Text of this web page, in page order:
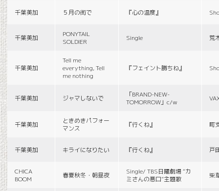
千葉美加 ５月の街で 『心の温度』
千葉美加
PONYTAIL
SOLDIER
Single 荒
千葉美加
Tell me
everything, Tell
me nothing
『フェイント勝ちね』
千葉美加 ジャマしないで
「BRAND-NEW-
TOMORROW」c/w
千葉美加
ときめきパフォー
マンス
『行くね』 町
千葉美加 キライになりたい 『行くね』 戸
CHICA
BOOM
春夏秋冬・朝昼夜
Single/ TBS日曜劇場 “カ
ミさんの悪口”主題歌
柴